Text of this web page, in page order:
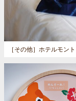
［その他］ ホテルモン